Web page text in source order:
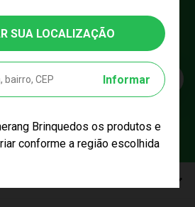
SUA LOCALIZAÇÃO
Informar
Brinquedos os produtos e
conforme a região escolhida
seu e-mail
promoções e novidades da Bumerang!